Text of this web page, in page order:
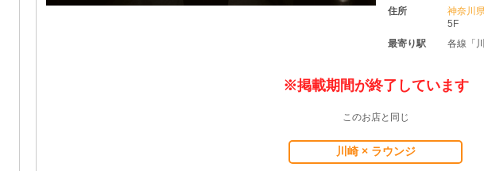
住所
神奈川
5F
最寄り駅
各線「
※掲載期間が終了しています
このお店と同じ
川崎 × ラウンジ